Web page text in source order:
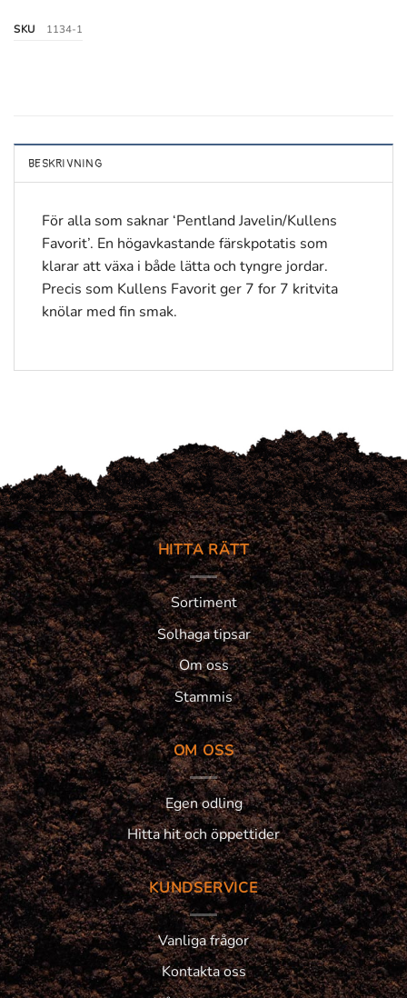
SKU 1134-1
BESKRIVNING
För alla som saknar ‘Pentland Javelin/Kullens
Favorit’. En högavkastande färskpotatis som
klarar att växa i både lätta och tyngre jordar.
Precis som Kullens Favorit ger 7 for 7 kritvita
knölar med fin smak.
HITTA RÄTT
Sortiment
Solhaga tipsar
Om oss
Stammis
OM OSS
Egen odling
Hitta hit och öppettider
KUNDSERVICE
Vanliga frågor
Kontakta oss